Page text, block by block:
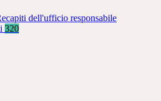
dell'ufficio responsabile
320